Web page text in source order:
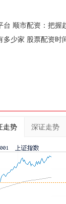
台 顺市配资：把握
多少家 股票配资时
走势 深证走势